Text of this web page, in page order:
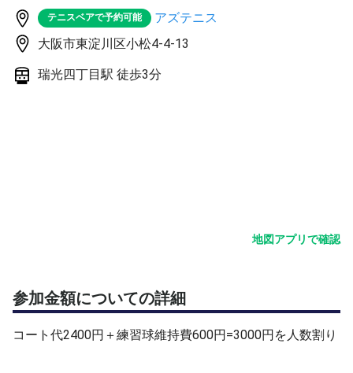
1時間のプライベート練習ですので、「あなたのやりたい
こと」を最優先します！
事前にチャットでご希望をお伺いし、柔軟に対応いたしま
す。
場所： アズテニス（ハードコート）
時間： [6月6日(土) 21:00〜22:00]
対象レベル： 初級～中級（テニスベアレベル3〜5程度）
テニスベアで予約可能
アズテニス
大阪市東淀川区小松4-4-13
瑞光四丁目駅 徒歩3分
地図アプリで確認
参加金額についての詳細
コート代2400円＋練習球維持費600円=3000円を人数割り